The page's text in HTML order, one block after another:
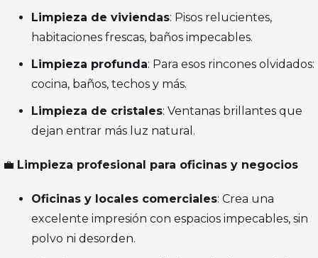
Limpieza de viviendas: Pisos relucientes,
habitaciones frescas, baños impecables.
Limpieza profunda: Para esos rincones olvidados:
cocina, baños, techos y más.
Limpieza de cristales: Ventanas brillantes que
dejan entrar más luz natural.
💼 Limpieza profesional para oficinas y negocios
Oficinas y locales comerciales: Crea una
excelente impresión con espacios impecables, sin
polvo ni desorden.